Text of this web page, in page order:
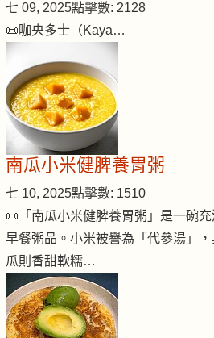
七 09, 2025點擊數: 2128
📜咖央多士（Kaya…
南瓜小米健脾養胃粥
七 10, 2025點擊數: 1510
📜「南瓜小米健脾養胃粥」是一碗
早餐粥品。小米被譽為「代參湯」
瓜則香甜軟糯…